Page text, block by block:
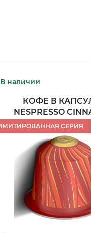
В наличии
СЕРИЯ
КОФЕ В
NESPRESSO
CANDIED